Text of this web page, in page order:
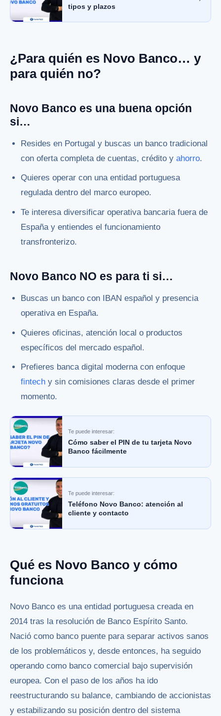
tipos y plazos
¿Para quién es Novo Banco… y
para quién no?
Novo Banco es una buena opción
si…
Resides en Portugal y buscas un banco tradicional
con oferta completa de cuentas, crédito yahorro.
Quieres operar con una entidad portuguesa
regulada dentro del marco europeo.
Te interesa diversificar operativa bancaria fuera de
España y entiendes el funcionamiento
transfronterizo.
Novo Banco NO es para ti si…
Buscas un banco con IBAN español y presencia
operativa en España.
Quieres oficinas, atención local o productos
específicos del mercado español.
Prefieres banca digital moderna con enfoque
fintech y sin comisiones claras desde el primer
momento.
Te puede interesar:
Cómo saber el PIN de tu tarjeta Novo
Banco fácilmente
Te puede interesar:
Teléfono Novo Banco: atención al
cliente y contacto
Qué es Novo Banco y cómo
funciona
Novo Banco es una entidad portuguesa creada en
2014 tras la resolución de Banco Espírito Santo.
Nació como banco puente para separar activos sanos
de los problemáticos y, desde entonces, ha seguido
operando como banco comercial bajo supervisión
europea. Con el paso de los años ha ido
reestructurando su balance, cambiando de accionistas
y estabilizando su posición dentro del sistema